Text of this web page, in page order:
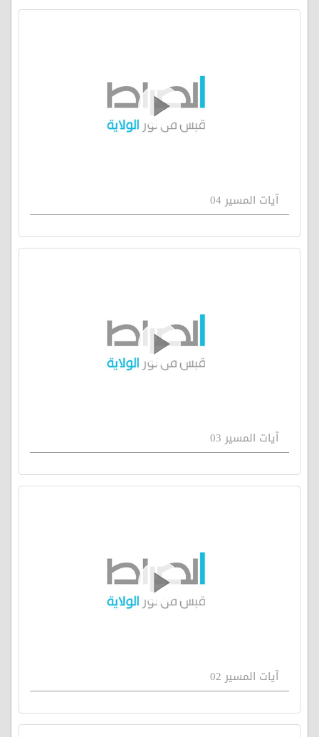
آيات المسير 04
آيات المسير 03
آيات المسير 02